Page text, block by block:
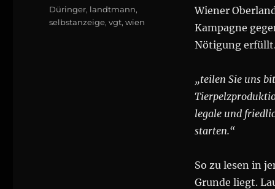
Wiener
Kampagne
Nötigung
„teilen Sie uns
legale und
starten.“
So zu lesen in
Grunde liegt.
Tags
Düringer, landtmann,
selbstanzeige,vgt,wien